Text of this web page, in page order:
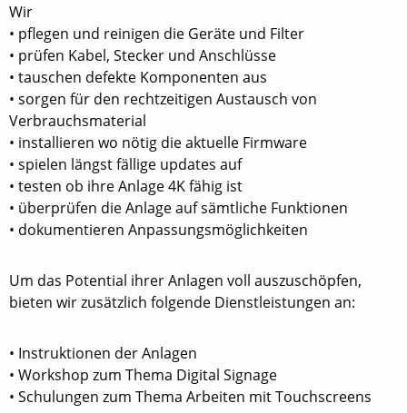
Wir
• pflegen und reinigen die Geräte und Filter
• prüfen Kabel, Stecker und Anschlüsse
• tauschen defekte Komponenten aus
• sorgen für den rechtzeitigen Austausch von
Verbrauchsmaterial
• installieren wo nötig die aktuelle Firmware
• spielen längst fällige updates auf
• testen ob ihre Anlage 4K fähig ist
• überprüfen die Anlage auf sämtliche Funktionen
• dokumentieren Anpassungsmöglichkeiten
Um das Potential ihrer Anlagen voll auszuschöpfen,
bieten wir zusätzlich folgende Dienstleistungen an:
• Instruktionen der Anlagen
• Workshop zum Thema Digital Signage
• Schulungen zum Thema Arbeiten mit Touchscreens